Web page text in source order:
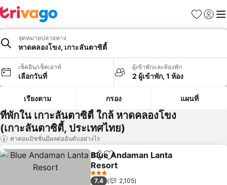
รายการโป
เข้าสู่ร
เมนู
จุดหมายปลายทาง
หาดคลองโขง, เกาะลันตาซิตี้
เช็คอิน/เช็คเอาท์
เลือกวันที่
ผู้เข้าพักและห้องพัก
2 ผู้เข้าพัก, 1 ห้อง
เรียงตาม กรอง แผนที่
ที่พักใน เกาะลันตาซิตี้ ใกล้ หาดคลองโขง
(เกาะลันตาซิตี้, ประเทศไทย)
ค่าคอมมิชชั่นมีผลต่ออันดับอย่างไร
แชร์ เพิ่มในรายการโปรด
Blue Andaman Lanta
Resort
ดูราคา
3 ดาว
7.4
2,105